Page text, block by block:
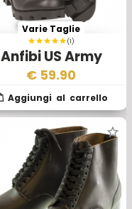
(1)
Anfibi US Army
Jungle Boots
Varie Taglie
€ 59.90